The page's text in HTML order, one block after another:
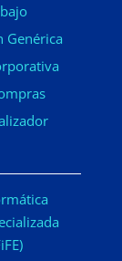
Genérica